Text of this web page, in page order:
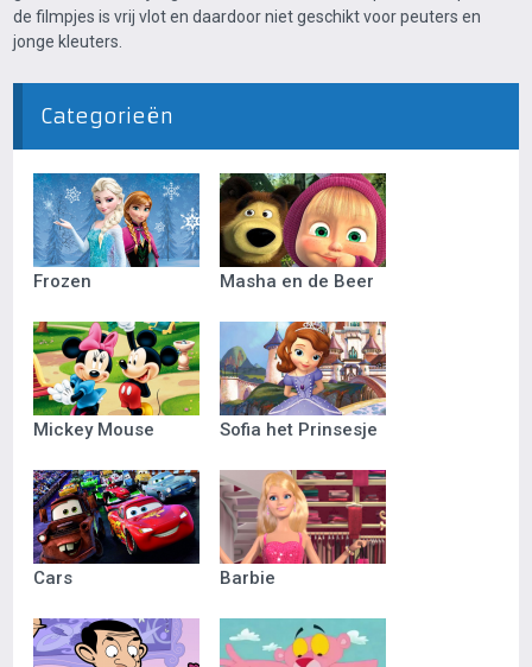
de filmpjes is vrij vlot en daardoor niet geschikt voor peuters en
jonge kleuters.
Categorieën
Frozen Masha en de Beer
Mickey Mouse Sofia het Prinsesje
Cars Barbie